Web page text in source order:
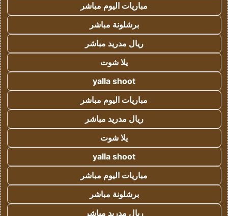
مباريات اليوم مباشر
برشلونة مباشر
ريال مدريد مباشر
يلا شوت
yalla shoot
مباريات اليوم مباشر
ريال مدريد مباشر
يلا شوت
yalla shoot
مباريات اليوم مباشر
برشلونة مباشر
ريال مدريد مباشر